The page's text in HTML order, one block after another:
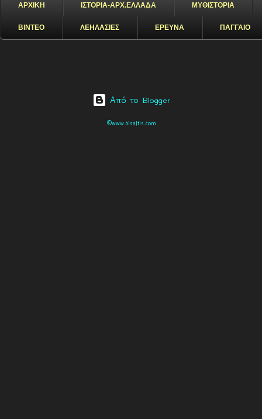
ΑΡΧΙΚΗ ΙΣΤΟΡΙΑ-ΑΡΧ.ΕΛΛΑΔΑ ΜΥΘΙΣΤΟΡΙΑ
ΒΙΝΤΕΟ ΛΕΗΛΑΣΙΕΣ ΕΡΕΥΝΑ ΠΑΓΓΑΙΟ
Από το Blogger
©www.bisaltis.com